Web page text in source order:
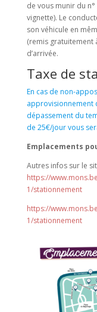
de vous munir du
vignette). Le
son véhicule en
(remis gratuitement
d’arrivée.
Taxe de
En cas de non-
approvisionnement
dépassement du
de 25€/jour vous
Emplacements
Autres infos sur le
https://
1/stationnement
https://
1/stationnement